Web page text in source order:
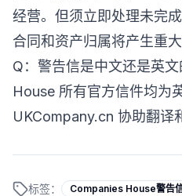
经营。但须立即处理未完
合同和资产归属将产生重大
Q：警告信是中文还是英
House 所有官方信件均为
UKCompany.cn 协助翻译
标签： Companies House警告